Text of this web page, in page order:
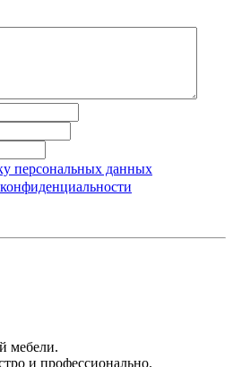
персональных данных
мебели.
и профессионально.